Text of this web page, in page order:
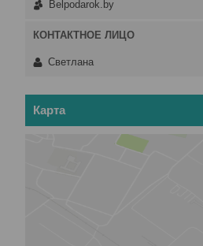
Belpodarok.by
Светлана
Карта